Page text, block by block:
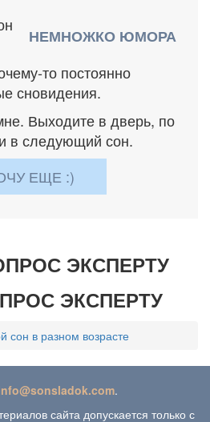
НЕМНОЖКО ЮМОРА
то постоянно
сновидения.
Выходите в дверь, по
в следующий сон.
ЕЩЕ :)
ЭКСПЕРТУ
сон в разном возрасте
.
сайта допускается только с